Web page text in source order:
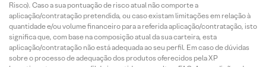
Risco). Caso a sua pontuação de risco atual não comporte a
aplicação/contratação pretendida, ou caso existam limitações em relação à
quantidade e/ou volume financeiro para a referida aplicação/contratação, isto
significa que, com base na composição atual da sua carteira, esta
aplicação/contratação não está adequada ao seu perfil. Em caso de dúvidas
sobre o processo de adequação dos produtos oferecidos pela XP